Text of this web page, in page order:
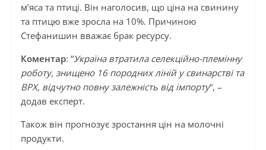
м’яса та птиці. Він наголосив, що ціна на свинину
та птицю вже зросла на 10%. Причиною
Стефанишин вважає брак ресурсу.
Коментар: “Україна втратила селекційно-племінну
роботу, знищено 16 породних ліній у свинарстві та
ВРХ, відчутно повну залежність від імпорту“, –
додав експерт.
Також він прогнозує зростання цін на молочні
продукти.